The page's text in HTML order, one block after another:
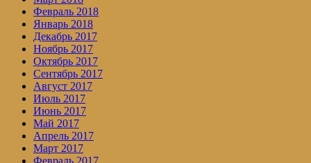
Февраль 2018
Январь 2018
Декабрь 2017
Ноябрь 2017
Октябрь 2017
Сентябрь 2017
Август 2017
Июль 2017
Июнь 2017
Май 2017
Апрель 2017
Март 2017
Февраль 2017